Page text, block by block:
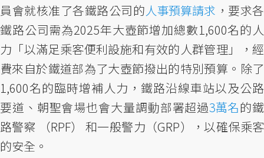
員會就核准了各鐵路公司的人事預算請求 ，要求各
鐵路公司需為2025年大壺節增加總數1,600名的人
力「以滿足乘客便利設施和有效的人群管理」，經
費來自於鐵道部為了大壺節撥出的特別預算。除了
1,600名的臨時增補人力，鐵路沿線車站以及公路
要道、朝聖會場也會大量調動部署超過3萬名的鐵
路警察 （RPF） 和一般警力（GRP），以確保乘客
的安全。